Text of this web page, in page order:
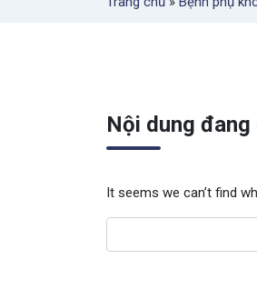
Nội dung đang
It seems we can’t find